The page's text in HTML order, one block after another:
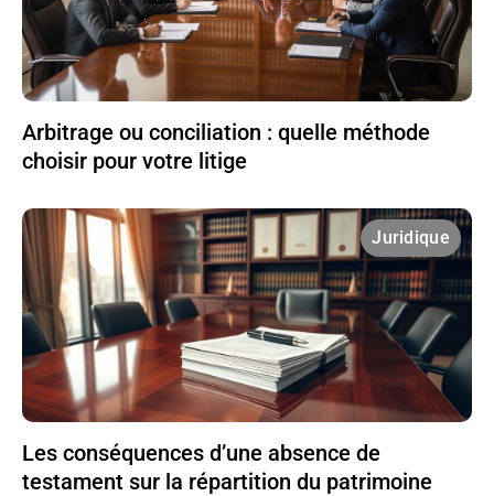
Arbitrage ou conciliation : quelle méthode
choisir pour votre litige
Juridique
Les conséquences d’une absence de
testament sur la répartition du patrimoine